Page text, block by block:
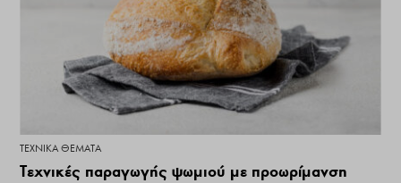
ΤΕΧΝΙΚΆ ΘΈΜΑΤΑ
Τεχνικές παραγωγής ψωμιού με προωρίμανση